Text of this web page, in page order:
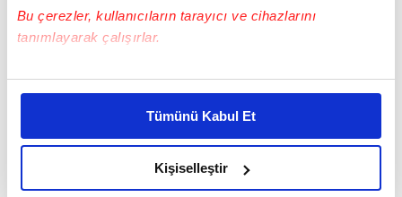
Bu çerezler, kullanıcıların tarayıcı ve cihazlarını
tanımlayarak çalışırlar.
Bu çerezlere izin vermeniz halinde sizlere özel
daha iyi reklam deneyimi yaşatabiliriz. Bunu yaparken
amacımızın size daha iyi bir reklam deneyimi sunmak
olduğunu ve sizlere en iyi içerikleri sunabilmek adına
elimizden gelen çabayı gösterdiğimizi ve bu noktada,
Tümünü Kabul Et
Kişiselleştir